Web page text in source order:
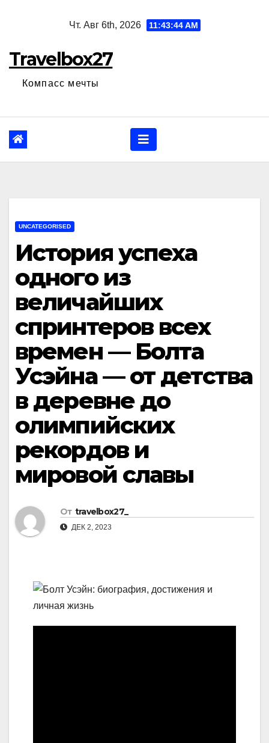
Чт. Авг 6th, 2026 11:43:45 AM
Travelbox27
Компасс мечты
UNCATEGORISED
История успеха
одного из
величайших
спринтеров всех
времен — Болта
Усэйна — от детства
в деревне до
олимпийских
рекордов и
мировой славы
От travelbox27_
ДЕК 2, 2023